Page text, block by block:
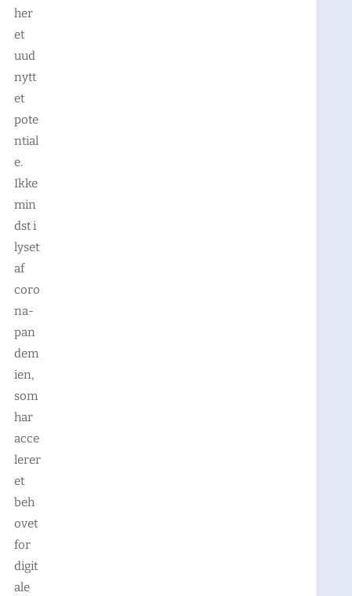
her
et
uud
nytt
et
pote
ntial
e.
Ikke
min
dst i
lyset
af
coro
na-
pan
dem
ien,
som
har
acce
lerer
et
beh
ovet
for
digit
ale